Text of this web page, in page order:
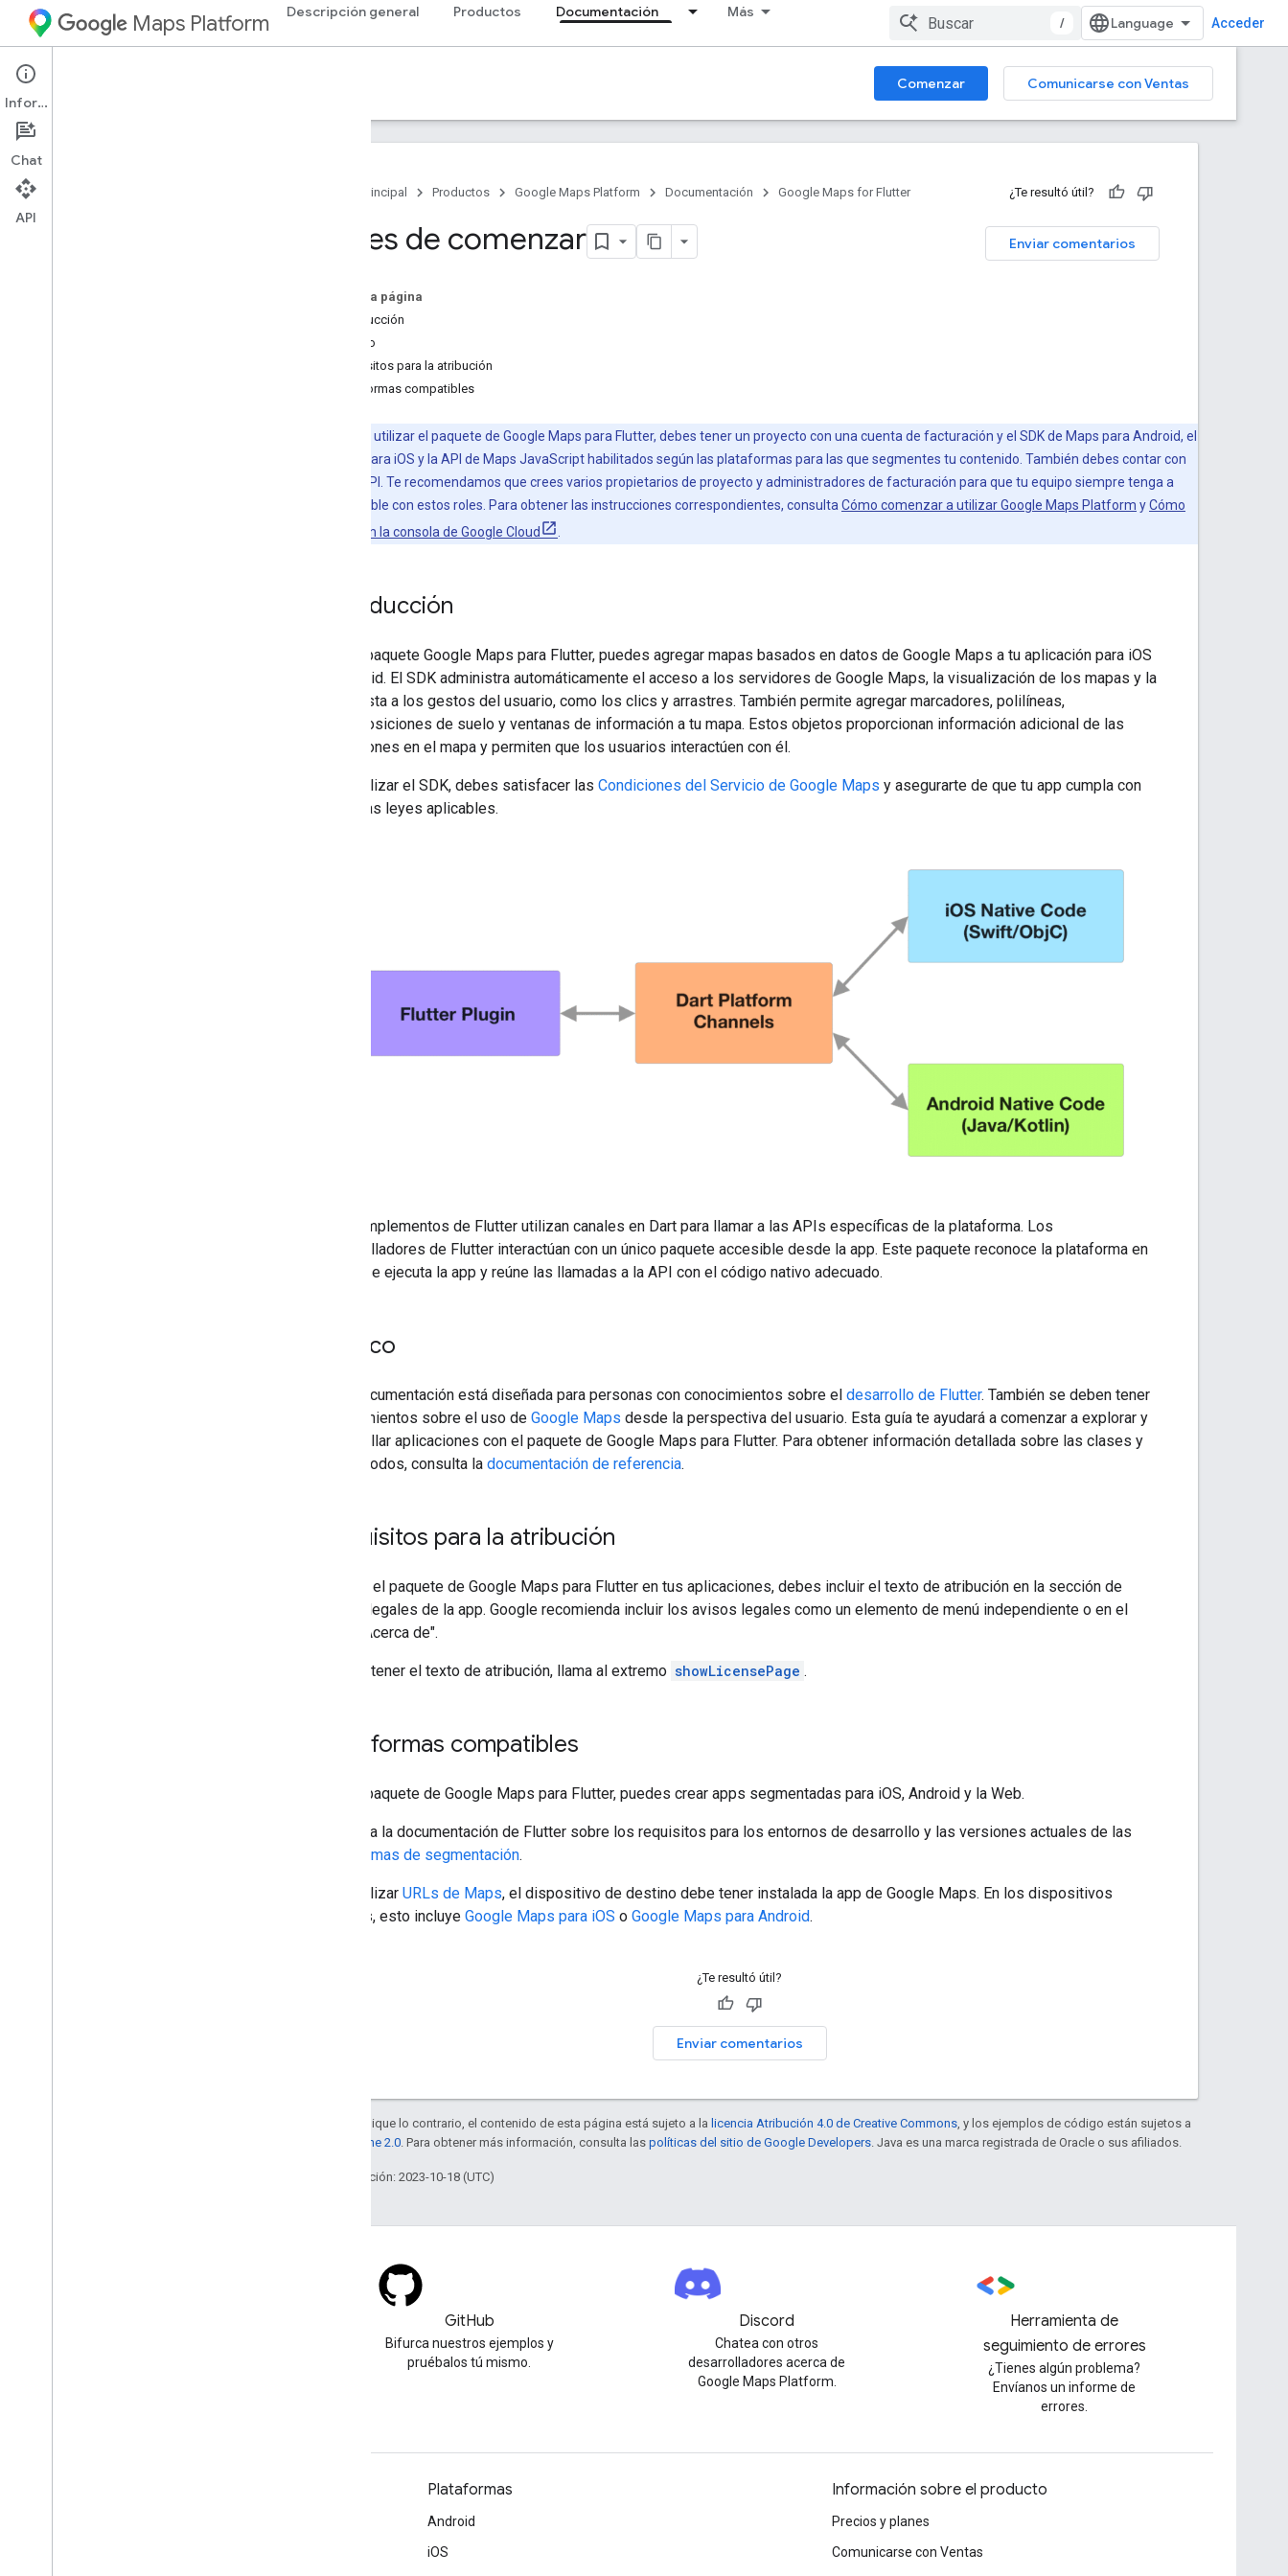
Maps Platform Descripción general Productos Documentación Más
/ Acceder
Google Maps for Flutter Comenzar Comunicarse con Ventas
Configura un proyecto de Flutter
Agrega un mapa con un marcador
Página principal Productos Google Maps Platform Documentación Google Maps for Flutter ¿Te resultó útil?
Enviar comentarios
Antes de comenzar
En esta página
Introducción
Público
Requisitos para la atribución
Plataformas compatibles
Para poder utilizar el paquete de Google Maps para Flutter, debes tener un proyecto con una cuenta de facturación y el SDK de Maps para Android, el
SDK de Maps para iOS y la API de Maps JavaScript habilitados según las plataformas para las que segmentes tu contenido. También debes contar con
una clave de API. Te recomendamos que crees varios propietarios de proyecto y administradores de facturación para que tu equipo siempre tenga a
alguien disponible con estos roles. Para obtener las instrucciones correspondientes, consulta Cómo comenzar a utilizar Google Maps Platform yCómo
asignar roles en la consola de Google Cloud
Introducción
Con el paquete Google Maps para Flutter, puedes agregar mapas basados en datos de Google Maps a tu aplicación para iOS
o Android. El SDK administra automáticamente el acceso a los servidores de Google Maps, la visualización de los mapas y la
respuesta a los gestos del usuario, como los clics y arrastres. También permite agregar marcadores, polilíneas,
superposiciones de suelo y ventanas de información a tu mapa. Estos objetos proporcionan información adicional de las
ubicaciones en el mapa y permiten que los usuarios interactúen con él.
Para utilizar el SDK, debes satisfacer las Condiciones del Servicio de Google Maps y asegurarte de que tu app cumpla con
todas las leyes aplicables.
Los complementos de Flutter utilizan canales en Dart para llamar a las APIs específicas de la plataforma. Los
desarrolladores de Flutter interactúan con un único paquete accesible desde la app. Este paquete reconoce la plataforma en
la que se ejecuta la app y reúne las llamadas a la API con el código nativo adecuado.
Público
Esta documentación está diseñada para personas con conocimientos sobre el desarrollo de Flutter. También se deben tener
conocimientos sobre el uso de Google Maps desde la perspectiva del usuario. Esta guía te ayudará a comenzar a explorar y
desarrollar aplicaciones con el paquete de Google Maps para Flutter. Para obtener información detallada sobre las clases y
los métodos, consulta la documentación de referencia.
Requisitos para la atribución
Si usas el paquete de Google Maps para Flutter en tus aplicaciones, debes incluir el texto de atribución en la sección de
avisos legales de la app. Google recomienda incluir los avisos legales como un elemento de menú independiente o en el
menú "Acerca de".
Para obtener el texto de atribución, llama al extremo showLicensePage .
Plataformas compatibles
Con el paquete de Google Maps para Flutter, puedes crear apps segmentadas para iOS, Android y la Web.
Consulta la documentación de Flutter sobre los requisitos para los entornos de desarrollo y las versiones actuales de las
plataformas de segmentación.
Para utilizar URLs de Maps, el dispositivo de destino debe tener instalada la app de Google Maps. En los dispositivos
móviles, esto incluye Google Maps para iOS o Google Maps para Android.
¿Te resultó útil?
Enviar comentarios
Salvo que se indique lo contrario, el contenido de esta página está sujeto a la licencia Atribución 4.0 de Creative Commons , y los ejemplos de código están sujetos a
licencia Apache 2.0 . Para obtener más información, consulta las políticas del sitio de Google Developers . Java es una marca registrada de Oracle o sus afiliados.
Última actualización: 2023-10-18 (UTC)
GitHub
Bifurca nuestros ejemplos y
pruébalos tú mismo.
Discord
Chatea con otros
desarrolladores acerca de
Google Maps Platform.
Herramienta de
seguimiento de errores
¿Tienes algún problema?
Envíanos un informe de
errores.
Plataformas
Android
iOS
Información sobre el producto
Precios y planes
Comunicarse con Ventas
Información
Chat
API